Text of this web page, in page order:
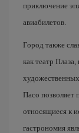
приключение
авиабилетов.
Город также
как театр
Пасо позволяет
относящиеся к
гастрономия